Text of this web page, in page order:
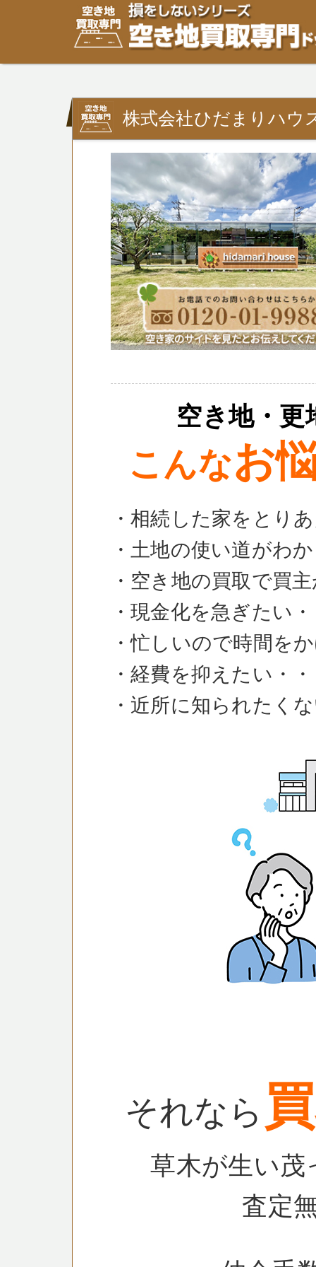
株式会社ひだまりハウ
空き地・
こんなお
・相続した家をとり
・土地の使い道がわ
・空き地の買取で買
・現金化を急ぎたい
・忙しいので時間を
・経費を抑えたい・・
・近所に知られたく
それなら
草木が生い
査定